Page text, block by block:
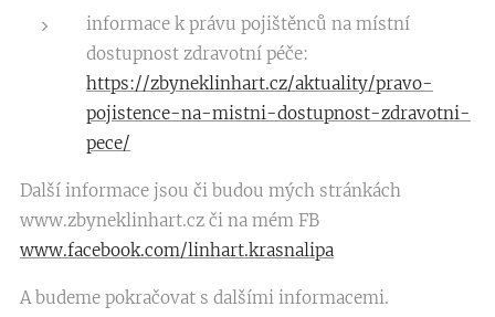
informace k právu pojištěnců na místní
dostupnost zdravotní péče:
https://zbyneklinhart.cz/aktuality/pravo-
pojistence-na-mistni-dostupnost-zdravotni-
pece/
Další informace jsou či budou mých stránkách
www.zbyneklinhart.cz či na mém FB
www.facebook.com/linhart.krasnalipa
A budeme pokračovat s dalšími informacemi.